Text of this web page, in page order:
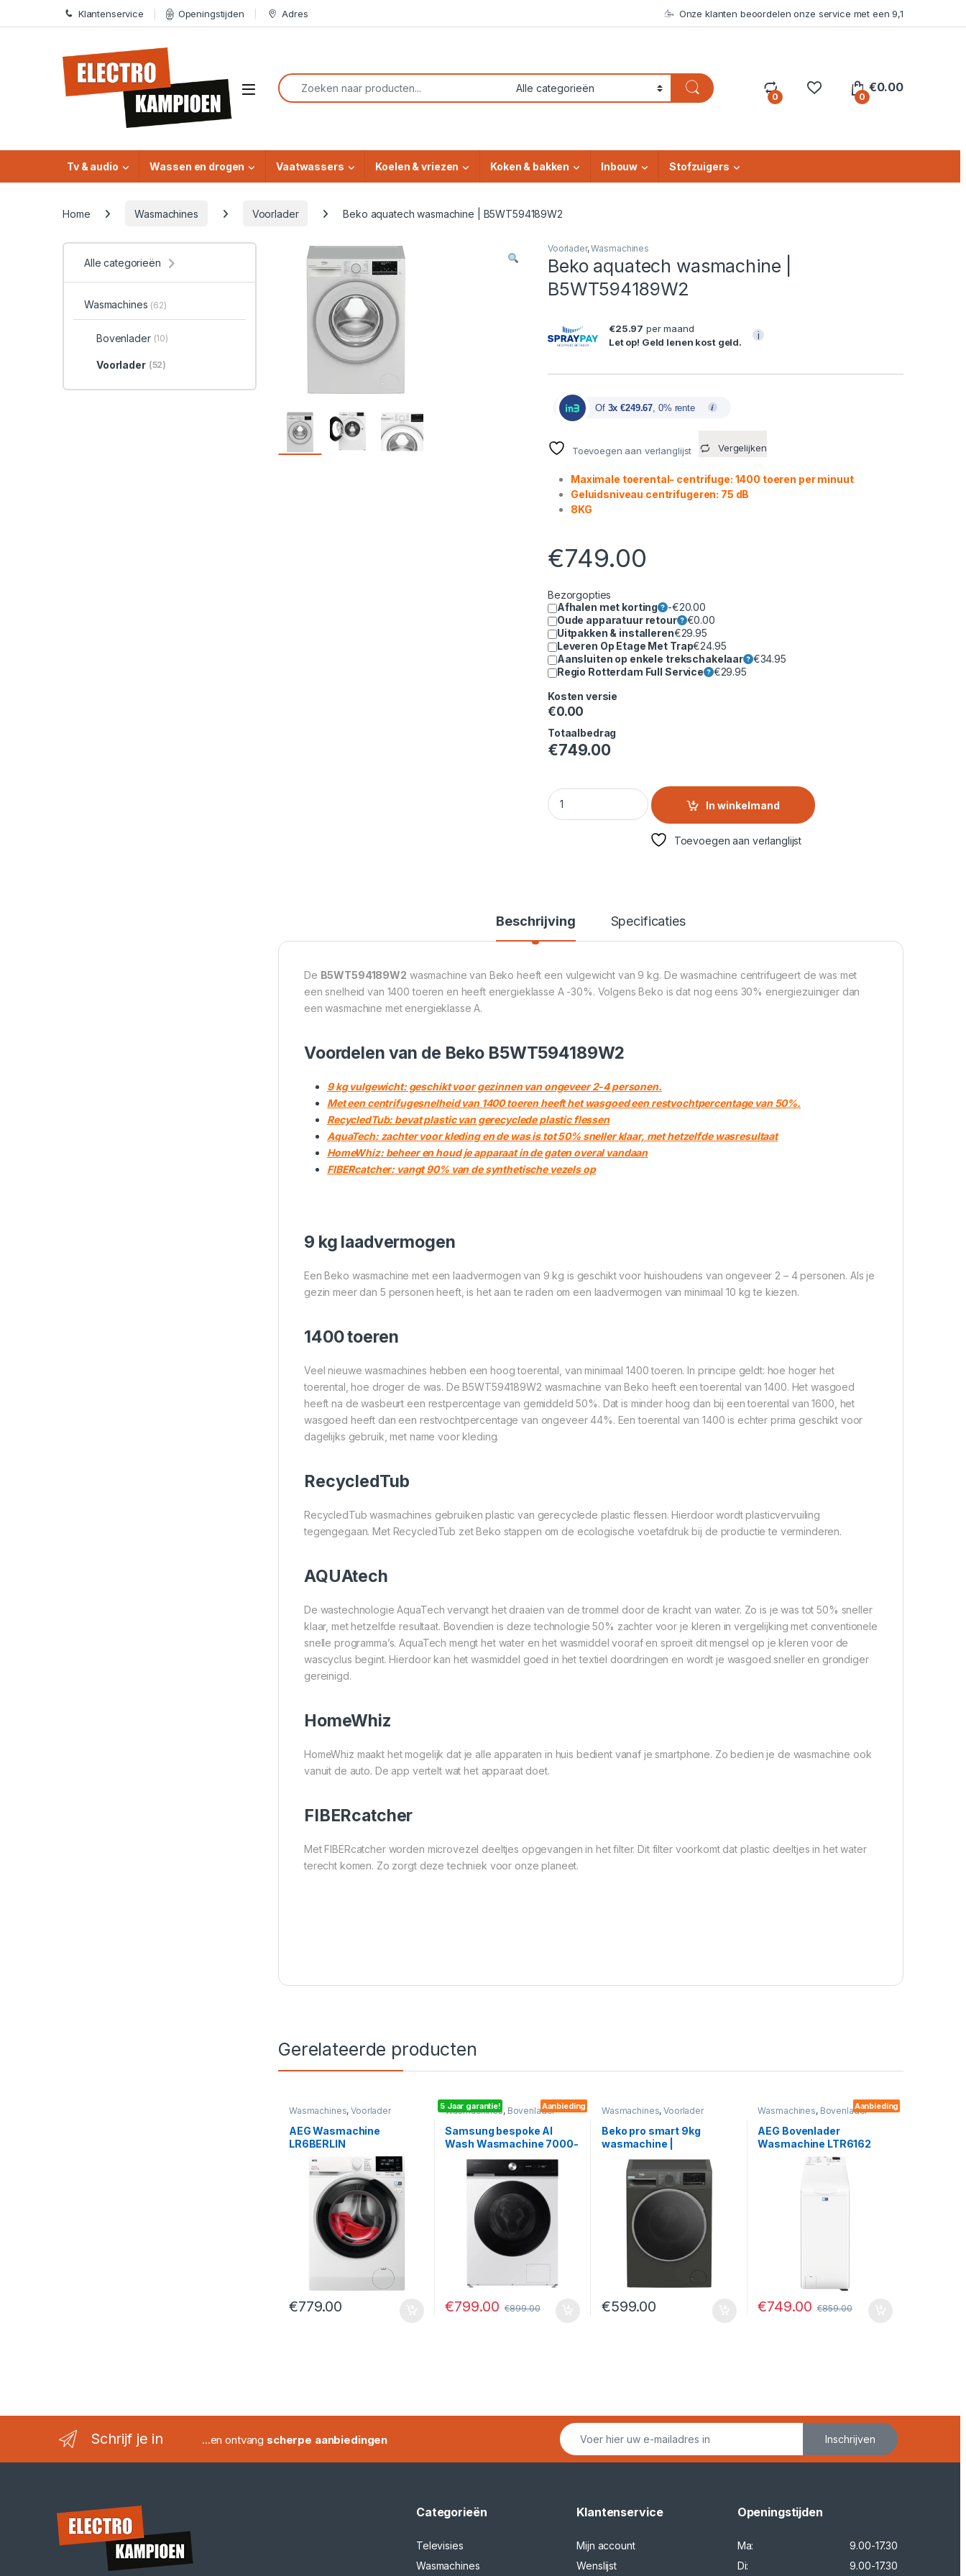
Skip to navigation
Skip to content Klantenservice Openingstijden Adres Onze klanten beoordelen onze service met een 9,1
Open
Search for:
0 0
€0.00
Tv & audio Wassen en drogen Vaatwassers Koelen & vriezen Koken & bakken Inbouw Stofzuigers
Home Wasmachines Voorlader Beko aquatech wasmachine | B5WT594189W2
Voorlader,Wasmachines
Beko aquatech wasmachine |
B5WT594189W2
€25.97 per maand
Let op! Geld lenen kost geld.
i
Of 3x €249.67, 0% rente
Toevoegen aan verlanglijst Vergelijken
Maximale toerental- centrifuge: 1400 toeren per minuut
Geluidsniveau centrifugeren: 75 dB
8KG
€749.00
Bezorgopties
Afhalen met korting
-€20.00
Oude apparatuur retour
€0.00
Uitpakken & installeren€29.95
Leveren Op Etage Met Trap€24.95
Aansluiten op enkele trekschakelaar
€34.95
Regio Rotterdam Full Service
€29.95
Kosten versie
€0.00
Totaalbedrag
€749.00
Beko aquatech wasmachine | B5WT594189W2 quantity
In winkelmand
Toevoegen aan verlanglijst
Beschrijving Specificaties
De B5WT594189W2 wasmachine van Beko heeft een vulgewicht van 9 kg. De wasmachine centrifugeert de was met
een snelheid van 1400 toeren en heeft energieklasse A -30%. Volgens Beko is dat nog eens 30% energiezuiniger dan
een wasmachine met energieklasse A.
Voordelen van de Beko B5WT594189W2
9 kg vulgewicht: geschikt voor gezinnen van ongeveer 2-4 personen.
Met een centrifugesnelheid van 1400 toeren heeft het wasgoed een restvochtpercentage van 50%.
RecycledTub: bevat plastic van gerecyclede plastic flessen
AquaTech: zachter voor kleding en de was is tot 50% sneller klaar, met hetzelfde wasresultaat
HomeWhiz: beheer en houd je apparaat in de gaten overal vandaan
FIBERcatcher: vangt 90% van de synthetische vezels op
9 kg laadvermogen
Een Beko wasmachine met een laadvermogen van 9 kg is geschikt voor huishoudens van ongeveer 2 – 4 personen. Als je
gezin meer dan 5 personen heeft, is het aan te raden om een laadvermogen van minimaal 10 kg te kiezen.
1400 toeren
Veel nieuwe wasmachines hebben een hoog toerental, van minimaal 1400 toeren. In principe geldt: hoe hoger het
toerental, hoe droger de was. De B5WT594189W2 wasmachine van Beko heeft een toerental van 1400. Het wasgoed
heeft na de wasbeurt een restpercentage van gemiddeld 50%. Dat is minder hoog dan bij een toerental van 1600, het
wasgoed heeft dan een restvochtpercentage van ongeveer 44%. Een toerental van 1400 is echter prima geschikt voor
dagelijks gebruik, met name voor kleding.
RecycledTub
RecycledTub wasmachines gebruiken plastic van gerecyclede plastic flessen. Hierdoor wordt plasticvervuiling
tegengegaan. Met RecycledTub zet Beko stappen om de ecologische voetafdruk bij de productie te verminderen.
AQUAtech
De wastechnologie AquaTech vervangt het draaien van de trommel door de kracht van water. Zo is je was tot 50% sneller
klaar, met hetzelfde resultaat. Bovendien is deze technologie 50% zachter voor je kleren in vergelijking met conventionele
snelle programma’s. AquaTech mengt het water en het wasmiddel vooraf en sproeit dit mengsel op je kleren voor de
wascyclus begint. Hierdoor kan het wasmiddel goed in het textiel doordringen en wordt je wasgoed sneller en grondiger
gereinigd.
HomeWhiz
HomeWhiz maakt het mogelijk dat je alle apparaten in huis bedient vanaf je smartphone. Zo bedien je de wasmachine ook
vanuit de auto. De app vertelt wat het apparaat doet.
FIBERcatcher
Met FIBERcatcher worden microvezel deeltjes opgevangen in het filter. Dit filter voorkomt dat plastic deeltjes in het water
terecht komen. Zo zorgt deze techniek voor onze planeet.
Gerelateerde producten
Wasmachines,Voorlader
AEG Wasmachine
LR6BERLIN
€779.00
5 Jaar garantie! Aanbieding
Wasmachines, Bovenlader
Samsung bespoke AI
Wash Wasmachine 7000-
serie |
WW90DB7U94GEU3
€799.00 €899.00
Wasmachines,Voorlader
Beko pro smart 9kg
wasmachine |
B3WM49410M2
€599.00
Aanbieding
Wasmachines, Bovenlader
AEG Bovenlader
Wasmachine LTR6162
€749.00 €859.00
Alle categorieën
Wasmachines (62)
Bovenlader (10)
Voorlader (52)
Schrijf je in ...en ontvang scherpe aanbiedingen Inschrijven
Categorieën
Televisies
Wasmachines
Klantenservice
Mijn account
Wenslijst
Openingstijden
Ma:
9.00-17.30
Di:
9.00-17.30